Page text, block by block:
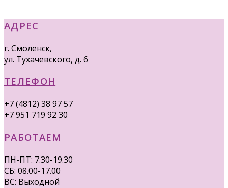
АДРЕС
г. Смоленск,
ул. Тухачевского, д. 6
ТЕЛЕФОН
+7 (4812) 38 97 57
+7 951 719 92 30
РАБОТАЕМ
ПН-ПТ: 7.30-19.30
СБ: 08.00-17.00
ВС: Выходной